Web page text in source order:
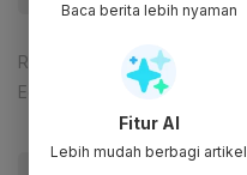
Reporter:
Rizky Alika
Editor:
Agustiyanti
Baca berita lebih nyaman
Fitur AI
Lebih mudah berbagi artikel